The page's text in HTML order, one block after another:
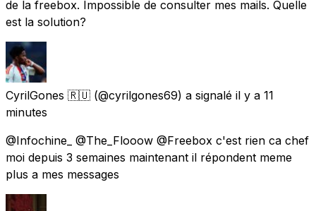
de la freebox. Impossible de consulter mes mails. Quelle
est la solution?
CyrilGones 🇷🇺 (@cyrilgones69) a signalé il y a 11
minutes
@Infochine_ @The_Flooow @Freebox c'est rien ca chef
moi depuis 3 semaines maintenant il répondent meme
plus a mes messages